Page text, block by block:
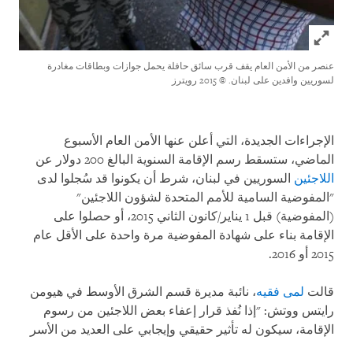
Click to expand Image
عنصر من الأمن العام يقف قرب سائق حافلة يحمل جوازات وبطاقات مغادرة
لسوريين وافدين على لبنان. © 2015 رويترز
الإجراءات الجديدة، التي أعلن عنها الأمن العام الأسبوع
الماضي، ستسقط رسم الإقامة السنوية البالغ 200 دولار عن
اللاجئين السوريين في لبنان، شرط أن يكونوا قد سُجلوا لدى
"المفوضية السامية للأمم المتحدة لشؤون اللاجئين"
(المفوضية) قبل 1 يناير/كانون الثاني 2015، أو حصلوا على
الإقامة بناء على شهادة المفوضية مرة واحدة على الأقل عام
2015 أو 2016.
قالت لمى فقيه، نائبة مديرة قسم الشرق الأوسط في هيومن
رايتس ووتش: "إذا نُفذ قرار إعفاء بعض اللاجئين من رسوم
الإقامة، سيكون له تأثير حقيقي وإيجابي على العديد من الأسر